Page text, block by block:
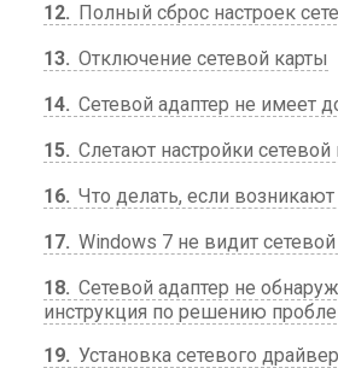
12
Полный сброс настроек
13 Отключение сетевой карты
14 Сетевой адаптер не имеет
15 Слетают настройки сетевой
16 Что делать, если
17 Windows 7 не видит сетевой
18 Сетевой адаптер не
инструкция по решению
19 Установка сетевого